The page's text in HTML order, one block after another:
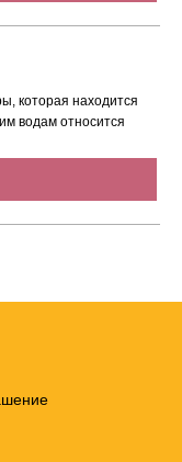
которая находится
водам относится